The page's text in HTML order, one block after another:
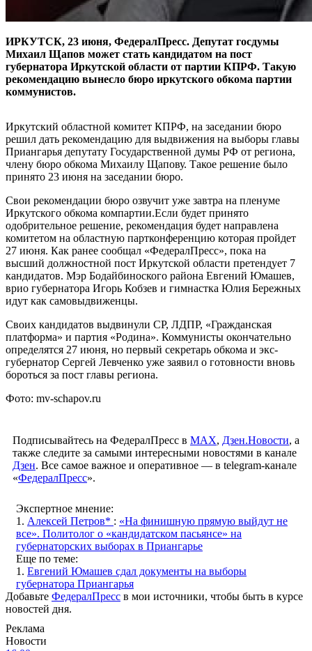
ИРКУТСК, 23 июня, ФедералПресс. Депутат госдумы
Михаил Щапов может стать кандидатом на пост
губернатора Иркутской области от партии КПРФ. Такую
рекомендацию вынесло бюро иркутского обкома партии
коммунистов.
Иркутский областной комитет КПРФ, на заседании бюро
решил дать рекомендацию для выдвижения на выборы главы
Приангарья депутату Государственной думы РФ от региона,
члену бюро обкома Михаилу Щапову. Такое решение было
принято 23 июня на заседании бюро.
Свои рекомендации бюро озвучит уже завтра на пленуме
Иркутского обкома компартии.Если будет принято
одобрительное решение, рекомендация будет направлена
комитетом на областную партконференцию которая пройдет
27 июня. Как ранее сообщал «ФедералПресс», пока на
высший должностной пост Иркутской области претендует 7
кандидатов. Мэр Бодайбиноского района Евгений Юмашев,
врио губернатора Игорь Кобзев и гимнастка Юлия Бережных
идут как самовыдвиженцы.
Своих кандидатов выдвинули СР, ЛДПР, «Гражданская
платформа» и партия «Родина». Коммунисты окончательно
определятся 27 июня, но первый секретарь обкома и экс-
губернатор Сергей Левченко уже заявил о готовности вновь
бороться за пост главы региона.
Фото: mv-schapov.ru
Подписывайтесь на ФедералПресс в МАХ, Дзен.Новости, а
также следите за самыми интересными новостями в канале
Дзен. Все самое важное и оперативное — в telegram-канале
«ФедералПресс».
Экспертное мнение:
1. Алексей Петров* : «На финишную прямую выйдут не
все». Политолог о «кандидатском пасьянсе» на
губернаторских выборах в Приангарье
Еще по теме:
1. Евгений Юмашев сдал документы на выборы
губернатора Приангарья
Добавьте ФедералПресс в мои источники, чтобы быть в курсе
новостей дня.
Реклама
Новости